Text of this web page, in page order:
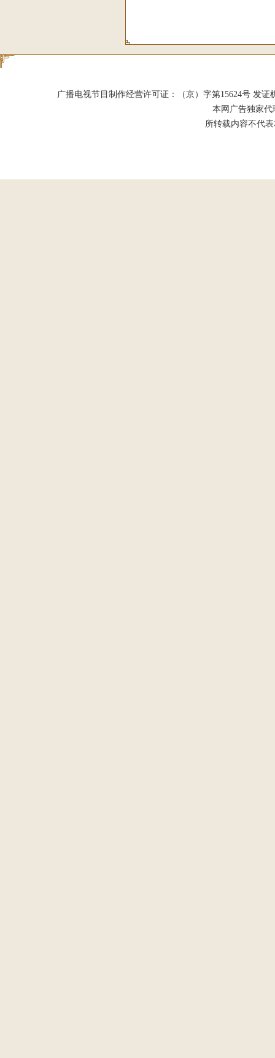
广播电视节目制作经营许可证：（京）字第15624号 发证
本网广告独家
所转载内容不代